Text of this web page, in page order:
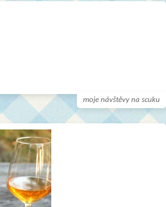
moje návštěvy na scuku